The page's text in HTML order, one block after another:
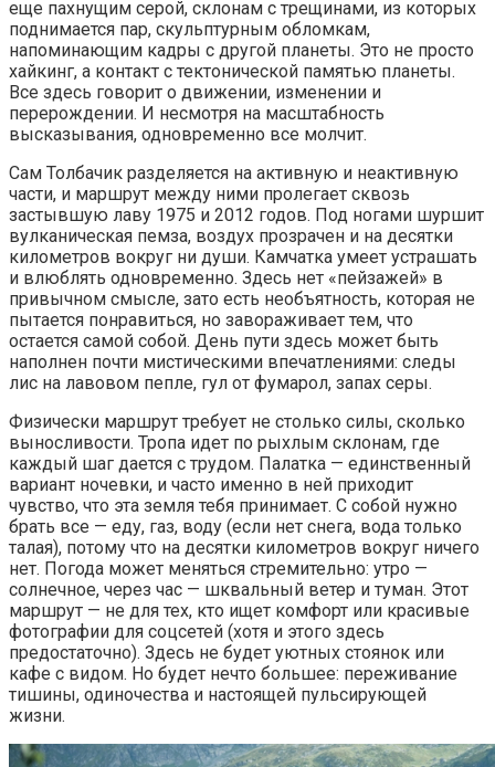
еще пахнущим серой, склонам с трещинами, из которых
поднимается пар, скульптурным обломкам,
напоминающим кадры с другой планеты. Это не просто
хайкинг, а контакт с тектонической памятью планеты.
Все здесь говорит о движении, изменении и
перерождении. И несмотря на масштабность
высказывания, одновременно все молчит.
Сам Толбачик разделяется на активную и неактивную
части, и маршрут между ними пролегает сквозь
застывшую лаву 1975 и 2012 годов. Под ногами шуршит
вулканическая пемза, воздух прозрачен и на десятки
километров вокруг ни души. Камчатка умеет устрашать
и влюблять одновременно. Здесь нет «пейзажей» в
привычном смысле, зато есть необъятность, которая не
пытается понравиться, но завораживает тем, что
остается самой собой. День пути здесь может быть
наполнен почти мистическими впечатлениями: следы
лис на лавовом пепле, гул от фумарол, запах серы.
Физически маршрут требует не столько силы, сколько
выносливости. Тропа идет по рыхлым склонам, где
каждый шаг дается с трудом. Палатка — единственный
вариант ночевки, и часто именно в ней приходит
чувство, что эта земля тебя принимает. С собой нужно
брать все — еду, газ, воду (если нет снега, вода только
талая), потому что на десятки километров вокруг ничего
нет. Погода может меняться стремительно: утро —
солнечное, через час — шквальный ветер и туман. Этот
маршрут — не для тех, кто ищет комфорт или красивые
фотографии для соцсетей (хотя и этого здесь
предостаточно). Здесь не будет уютных стоянок или
кафе с видом. Но будет нечто большее: переживание
тишины, одиночества и настоящей пульсирующей
жизни.